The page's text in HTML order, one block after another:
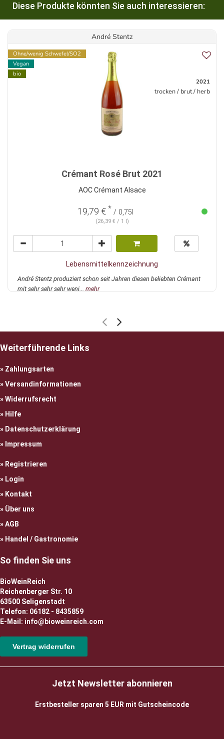
Diese Produkte könnten Sie auch interessieren:
André Stentz
Ohne/wenig Schwefel/SO2
Vegan
bio
2021
trocken / brut / herb
Crémant Rosé Brut 2021
AOC Crémant Alsace
19,79 € * / 0,75l
(26,39 € / 1 l)
Lebensmittelkennzeichnung
André Stentz produziert schon seit Jahren diesen beliebten Crémant
mit sehr sehr sehr weni... mehr
Weiterführende Links
Zahlungsarten
Versandinformationen
Widerrufsrecht
Hilfe
Datenschutzerklärung
Impressum
Registrieren
Login
Kontakt
Über uns
AGB
Handel / Gastronomie
So finden Sie uns
BioWeinReich
Reichenberger Str. 10
63500 Seligenstadt
Telefon: 06182 - 8435859
E-Mail: info@bioweinreich.com
Vertrag widerrufen
Jetzt Newsletter abonnieren
Erstbesteller sparen 5 EUR mit Gutscheincode